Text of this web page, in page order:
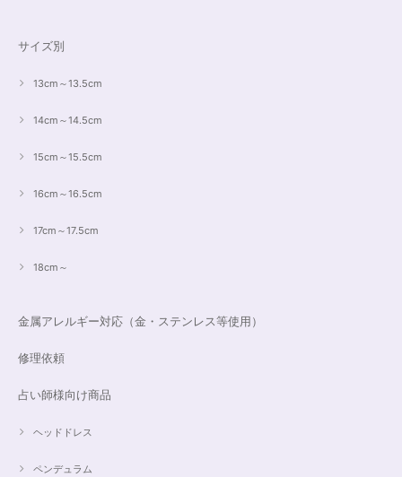
サイズ別
13cm～13.5cm
14cm～14.5cm
15cm～15.5cm
16cm～16.5cm
17cm～17.5cm
18cm～
金属アレルギー対応（金・ステンレス等使用）
修理依頼
占い師様向け商品
ヘッドドレス
ペンデュラム